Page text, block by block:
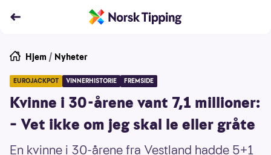
Hjem / Nyheter
EUROJACKPOT VINNERHISTORIE FREMSIDE
Kvinne i 30-årene vant 7,1 millioner:
– Vet ikke om jeg skal le eller gråte
En kvinne i 30-årene fra Vestland hadde 5+1